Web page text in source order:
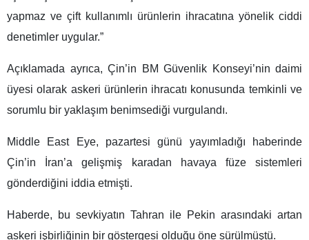
yapmaz ve çift kullanımlı ürünlerin ihracatına yönelik ciddi
denetimler uygular.”
Açıklamada ayrıca, Çin’in BM Güvenlik Konseyi’nin daimi
üyesi olarak askeri ürünlerin ihracatı konusunda temkinli ve
sorumlu bir yaklaşım benimsediği vurgulandı.
Middle East Eye, pazartesi günü yayımladığı haberinde
Çin’in İran’a gelişmiş karadan havaya füze sistemleri
gönderdiğini iddia etmişti.
Haberde, bu sevkiyatın Tahran ile Pekin arasındaki artan
askeri işbirliğinin bir göstergesi olduğu öne sürülmüştü.